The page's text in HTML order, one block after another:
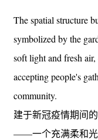
The spatial structure
symbolized by the
soft light and fresh
accepting people's
community.
建于新冠疫情期间
——一个充满柔和光